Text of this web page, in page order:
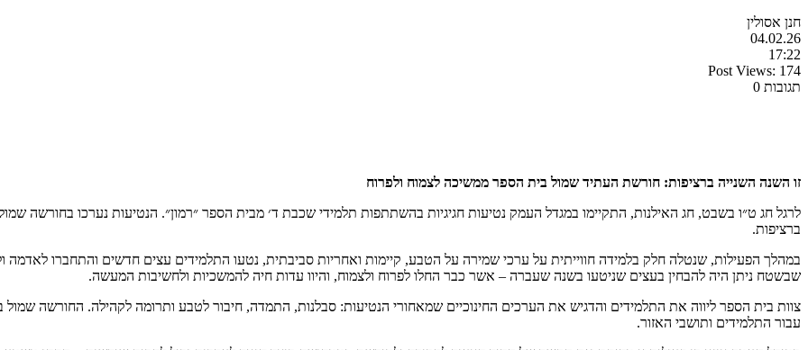
חנן אסולין
04.02.26
17:22
Post Views: 174
תגובות 0
זו השנה השנייה ברציפות: חורשת העתיד שמול בית הספר ממשיכה לצמוח ולפרוח
לרגל חג ט״ו בשבט, חג האילנות, התקיימו במגדל העמק נטיעות חגיגיות בהשתתפות תלמידי שכבת ד׳ מבית הספר ״רמון״. הנטיעות נערכו בחורשה
ברציפות.
במהלך הפעילות, שנטלה חלק בלמידה חווייתית על ערכי שמירה על הטבע, קיימות ואחריות סביבתית, נטעו התלמידים עצים חדשים והתחברו
שבשטח ניתן היה להבחין בעצים שניטעו בשנה שעברה – אשר כבר החלו לפרוח ולצמוח, והיוו עדות חיה להמשכיות ולחשיבות המעשה.
צוות בית הספר ליווה את התלמידים והדגיש את הערכים החינוכיים שמאחורי הנטיעות: סבלנות, התמדה, חיבור לטבע ותרומה לקהילה. החורשה
עבור התלמידים ותושבי האזור.